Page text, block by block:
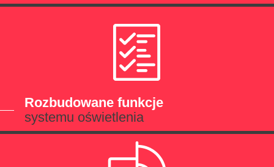
Rozbudowane funkcje
systemu oświetlenia